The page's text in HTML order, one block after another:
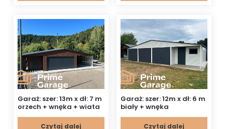
Garaż: szer: 13m x dł: 7 m
orzech + wnęka + wiata
Czytaj dalej
Garaż: szer: 12m x dł: 6 m
biały + wnęka
Czytaj dalej